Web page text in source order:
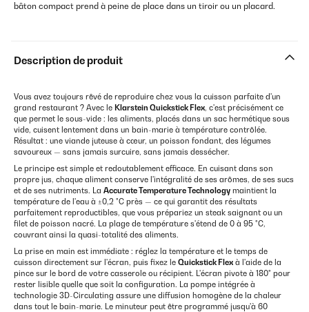
bâton compact prend à peine de place dans un tiroir ou un placard.
Description de produit
Vous avez toujours rêvé de reproduire chez vous la cuisson parfaite d'un
grand restaurant ? Avec le Klarstein Quickstick Flex, c'est précisément ce
que permet le sous-vide : les aliments, placés dans un sac hermétique sous
vide, cuisent lentement dans un bain-marie à température contrôlée.
Résultat : une viande juteuse à cœur, un poisson fondant, des légumes
savoureux — sans jamais surcuire, sans jamais dessécher.
Le principe est simple et redoutablement efficace. En cuisant dans son
propre jus, chaque aliment conserve l'intégralité de ses arômes, de ses sucs
et de ses nutriments. La Accurate Temperature Technology maintient la
température de l'eau à ±0,2 °C près — ce qui garantit des résultats
parfaitement reproductibles, que vous prépariez un steak saignant ou un
filet de poisson nacré. La plage de température s'étend de 0 à 95 °C,
couvrant ainsi la quasi-totalité des aliments.
La prise en main est immédiate : réglez la température et le temps de
cuisson directement sur l'écran, puis fixez le Quickstick Flex à l'aide de la
pince sur le bord de votre casserole ou récipient. L'écran pivote à 180° pour
rester lisible quelle que soit la configuration. La pompe intégrée à
technologie 3D-Circulating assure une diffusion homogène de la chaleur
dans tout le bain-marie. Le minuteur peut être programmé jusqu'à 60